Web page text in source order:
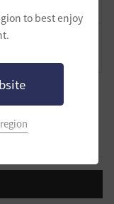
to best enjoy
由掲示板です。